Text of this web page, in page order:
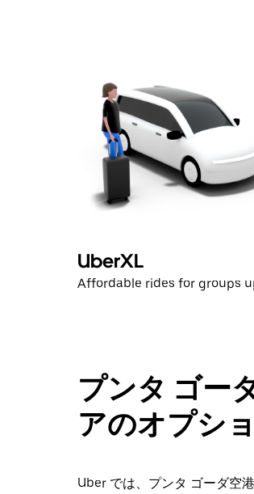
す。
ESC
ン
ダ
す。
UberXL
Affordable rides for groups
プンタ ゴー
アのオプシ
Uber では、プンタ ゴーダ空